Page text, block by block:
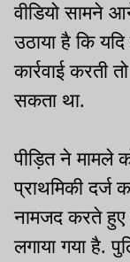
वीडियो सामने
उठाया है कि
कार्रवाई करती
सकता था.
पीड़ित ने मामले
प्राथमिकी दर्ज
नामजद करते
लगाया गया है.